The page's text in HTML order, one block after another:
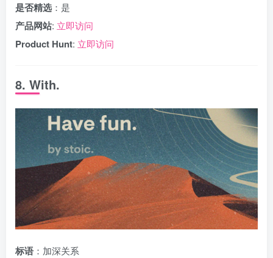
是否精选 ：是
产品网站: 立即访问
Product Hunt: 立即访问
8. With.
标语 ：加深关系